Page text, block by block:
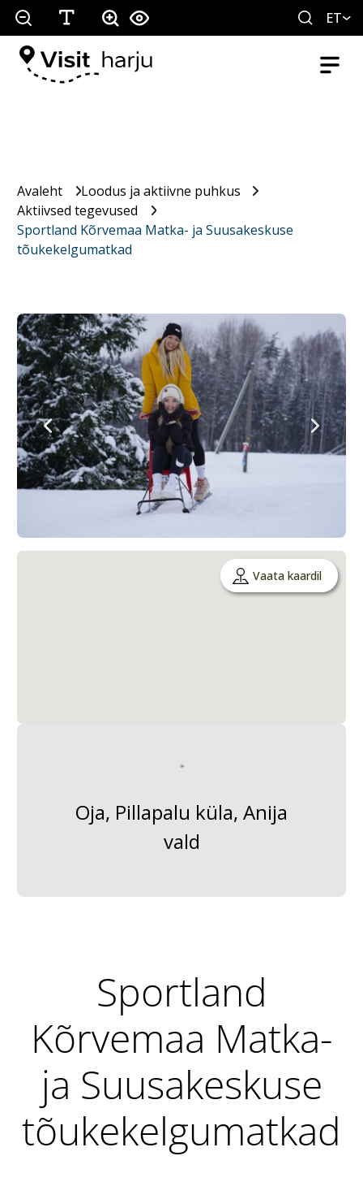
ET
Avaleht
Loodus ja aktiivne puhkus
Aktiivsed tegevused
Sportland Kõrvemaa Matka- ja Suusakeskuse
tõukekelgumatkad
Vaata kaardil
Oja, Pillapalu küla, Anija
vald
Sportland
Kõrvemaa Matka-
ja Suusakeskuse
tõukekelgumatkad